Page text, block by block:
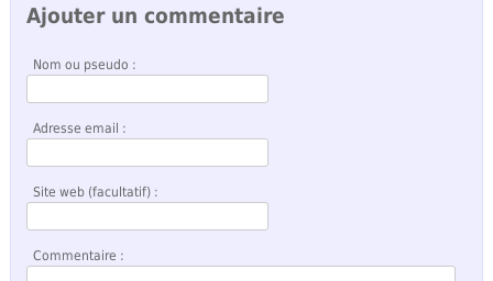
Ajouter un commentaire
Nom ou pseudo :
Adresse email :
Site web (facultatif) :
Commentaire :